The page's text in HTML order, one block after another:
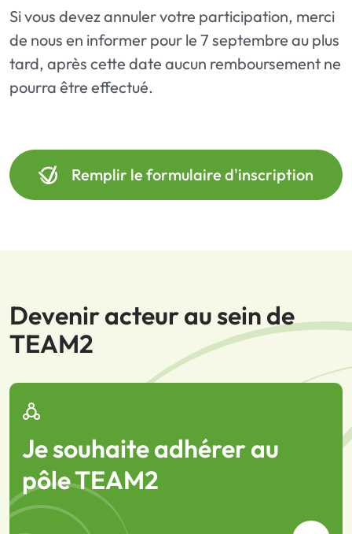
Si vous devez annuler votre participation, merci
de nous en informer pour le 7 septembre au plus
tard, après cette date aucun remboursement ne
pourra être effectué.
Remplir le formulaire d'inscription
Devenir acteur au sein de
TEAM2
Je souhaite adhérer au
pôle TEAM2